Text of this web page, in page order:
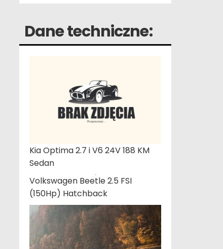
Dane techniczne:
Kia Optima 2.7 i V6 24V 188 KM
Sedan
Volkswagen Beetle 2.5 FSI
(150Hp) Hatchback